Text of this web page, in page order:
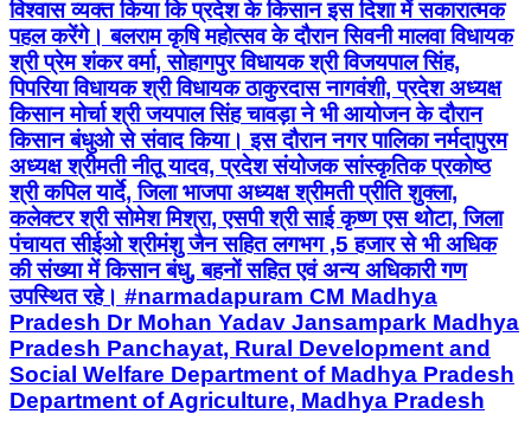
विश्वास व्यक्त किया कि प्रदेश के किसान इस दिशा में सकारात्मक
पहल करेंगे। बलराम कृषि महोत्सव के दौरान सिवनी मालवा विधायक
श्री प्रेम शंकर वर्मा, सोहागपुर विधायक श्री विजयपाल सिंह,
पिपरिया विधायक श्री विधायक ठाकुरदास नागवंशी, प्रदेश अध्यक्ष
किसान मोर्चा श्री जयपाल सिंह चावड़ा ने भी आयोजन के दौरान
किसान बंधुओ से संवाद किया। इस दौरान नगर पालिका नर्मदापुरम
अध्यक्ष श्रीमती नीतू यादव, प्रदेश संयोजक सांस्कृतिक प्रकोष्ठ
श्री कपिल यार्दे, जिला भाजपा अध्यक्ष श्रीमती प्रीति शुक्ला,
कलेक्टर श्री सोमेश मिश्रा, एसपी श्री साई कृष्ण एस थोटा, जिला
पंचायत सीईओ श्रीमंशु जैन सहित लगभग ,5 हजार से भी अधिक
की संख्या में किसान बंधु, बहनों सहित एवं अन्य अधिकारी गण
उपस्थित रहे। #narmadapuram CM Madhya
Pradesh Dr Mohan Yadav Jansampark Madhya
Pradesh Panchayat, Rural Development and
Social Welfare Department of Madhya Pradesh
Department of Agriculture, Madhya Pradesh